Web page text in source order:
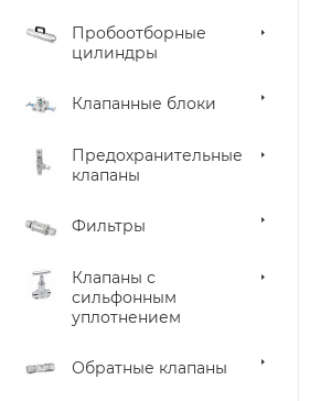
Пробоотборные
цилиндры
Клапанные блоки
Предохранительные
клапаны
Фильтры
Клапаны с
сильфонным
уплотнением
Обратные клапаны